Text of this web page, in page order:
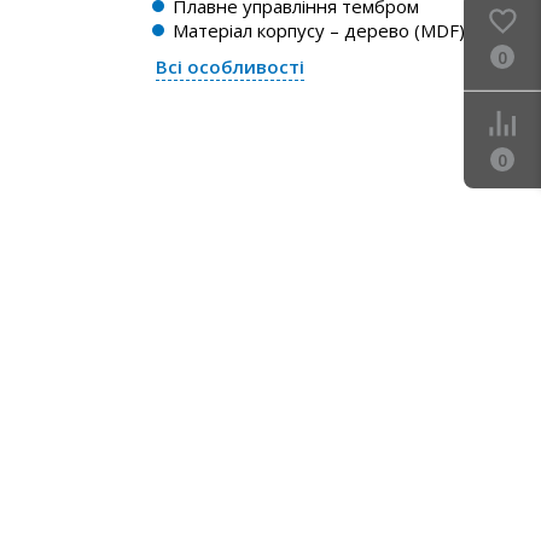
Плавне управління тембром
Матеріал корпусу – дерево (MDF)
Всі особливості
0
0